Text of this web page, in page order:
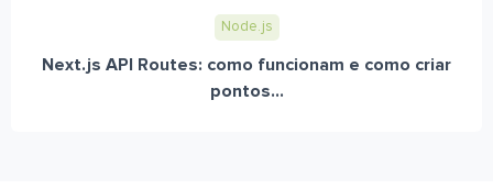
Node.js
Next.js API Routes: como funcionam e como criar
pontos...